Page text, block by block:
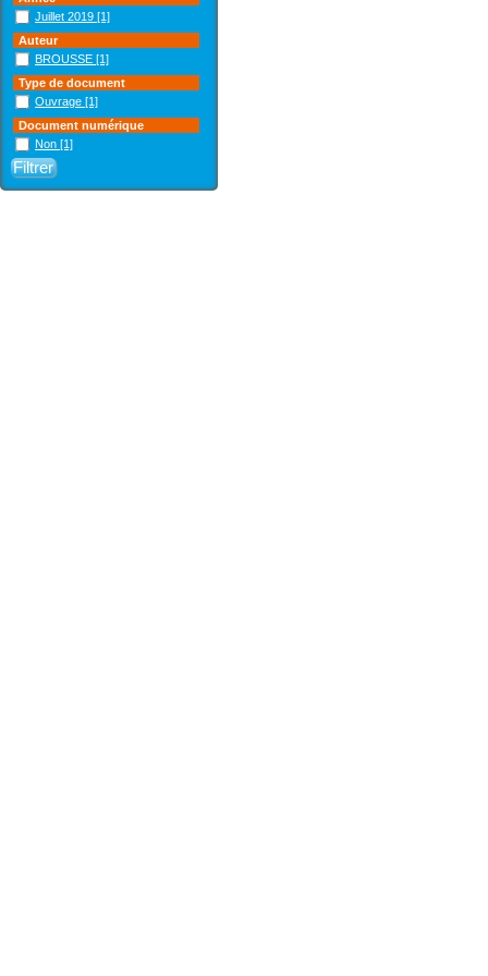
Juillet 2019 [1]
Auteur
BROUSSE [1]
Type de document
Ouvrage [1]
Document numérique
Non [1]